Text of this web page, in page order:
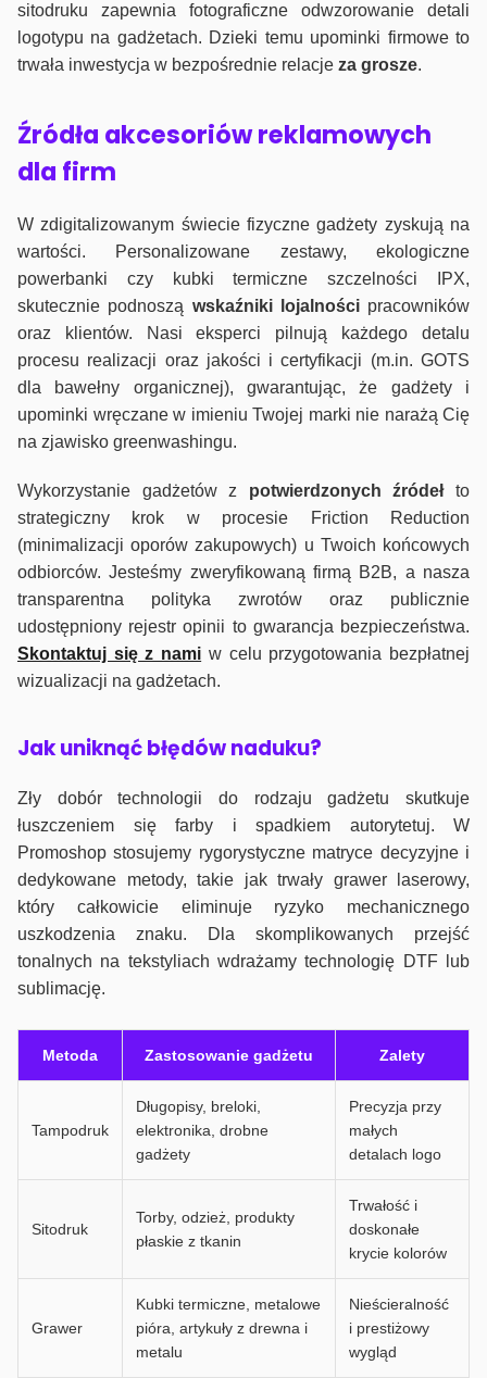
sitodruku zapewnia fotograficzne odwzorowanie detali
logotypu na gadżetach. Dzieki temu upominki firmowe to
trwała inwestycja w bezpośrednie relacje za grosze.
Źródła akcesoriów reklamowych
dla firm
W zdigitalizowanym świecie fizyczne gadżety zyskują na
wartości. Personalizowane zestawy, ekologiczne
powerbanki czy kubki termiczne szczelności IPX,
skutecznie podnoszą wskaźniki lojalnościpracowników
oraz klientów. Nasi eksperci pilnują każdego detalu
procesu realizacji oraz jakości i certyfikacji (m.in. GOTS
dla bawełny organicznej), gwarantując, że gadżety i
upominki wręczane w imieniu Twojej marki nie narażą Cię
na zjawisko greenwashingu.
Wykorzystanie gadżetów z potwierdzonych źródełto
strategiczny krok w procesie Friction Reduction
(minimalizacji oporów zakupowych) u Twoich końcowych
odbiorców. Jesteśmy zweryfikowaną firmą B2B, a nasza
transparentna polityka zwrotów oraz publicznie
udostępniony rejestr opinii to gwarancja bezpieczeństwa.
Skontaktuj się z nami w celu przygotowania bezpłatnej
wizualizacji na gadżetach.
Jak uniknąć błędów naduku?
Zły dobór technologii do rodzaju gadżetu skutkuje
łuszczeniem się farby i spadkiem autorytetuj. W
Promoshop stosujemy rygorystyczne matryce decyzyjne i
dedykowane metody, takie jak trwały grawer laserowy,
który całkowicie eliminuje ryzyko mechanicznego
uszkodzenia znaku. Dla skomplikowanych przejść
tonalnych na tekstyliach wdrażamy technologię DTF lub
sublimację.
Metoda Zastosowanie gadżetu Zalety
Tampodruk
Długopisy, breloki,
elektronika, drobne
gadżety
Precyzja przy
małych
detalach logo
Sitodruk
Torby, odzież, produkty
płaskie z tkanin
Trwałość i
doskonałe
krycie kolorów
Grawer
Kubki termiczne, metalowe
pióra, artykuły z drewna i
metalu
Nieścieralność
i prestiżowy
wygląd